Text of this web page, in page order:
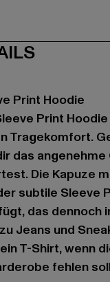
Print Hoodie
Print
Tragekomfort.
das angenehme
Die Kapuze
subtile Sleeve
das dennoch
Jeans und
T-Shirt, wenn
fehlen